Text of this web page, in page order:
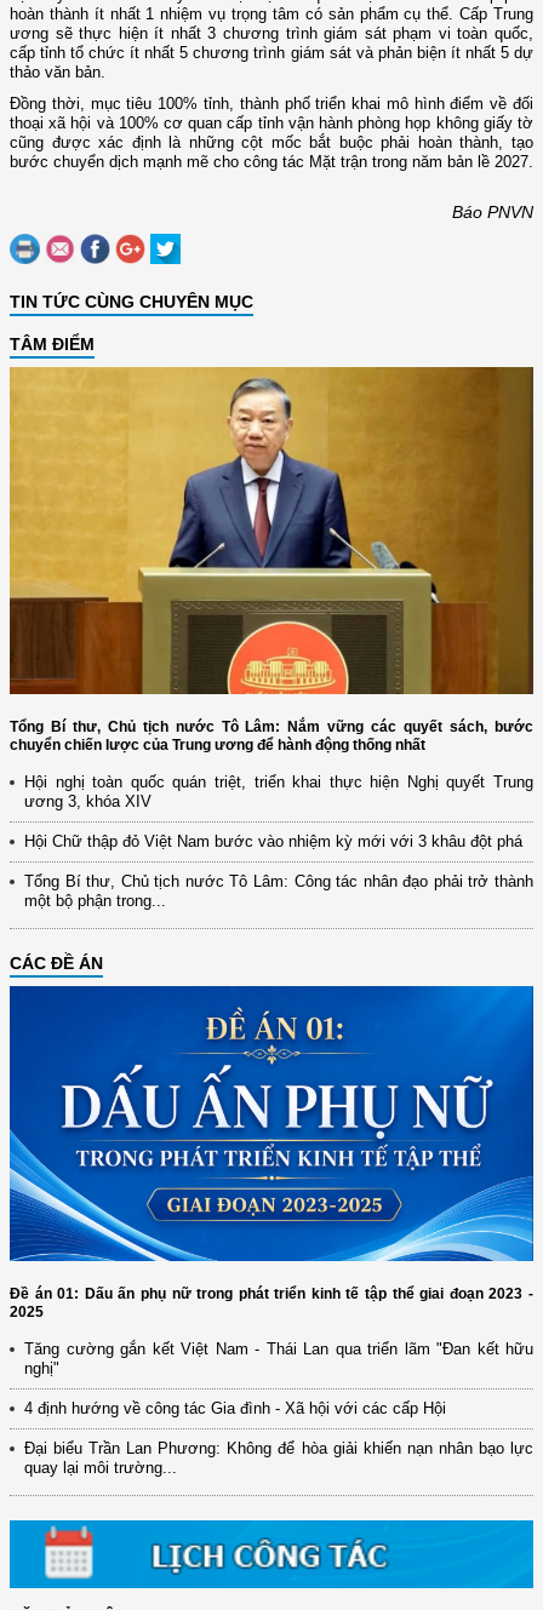
hoàn thành ít nhất 1 nhiệm vụ trọng tâm có sản phẩm cụ thể. Cấp Trung
ương sẽ thực hiện ít nhất 3 chương trình giám sát phạm vi toàn quốc,
cấp tỉnh tổ chức ít nhất 5 chương trình giám sát và phản biện ít nhất 5 dự
thảo văn bản.
Đồng thời, mục tiêu 100% tỉnh, thành phố triển khai mô hình điểm về đối
thoại xã hội và 100% cơ quan cấp tỉnh vận hành phòng họp không giấy tờ
cũng được xác định là những cột mốc bắt buộc phải hoàn thành, tạo
bước chuyển dịch mạnh mẽ cho công tác Mặt trận trong năm bản lề 2027.
Báo PNVN
TIN TỨC CÙNG CHUYÊN MỤC
TÂM ĐIỂM
Tổng Bí thư, Chủ tịch nước Tô Lâm: Nắm vững các quyết sách, bước
chuyển chiến lược của Trung ương để hành động thống nhất
Hội nghị toàn quốc quán triệt, triển khai thực hiện Nghị quyết Trung
ương 3, khóa XIV
Hội Chữ thập đỏ Việt Nam bước vào nhiệm kỳ mới với 3 khâu đột phá
Tổng Bí thư, Chủ tịch nước Tô Lâm: Công tác nhân đạo phải trở thành
một bộ phận trong...
CÁC ĐỀ ÁN
Đề án 01: Dấu ấn phụ nữ trong phát triển kinh tế tập thể giai đoạn 2023 -
2025
Tăng cường gắn kết Việt Nam - Thái Lan qua triển lãm "Đan kết hữu
nghị"
4 định hướng về công tác Gia đình - Xã hội với các cấp Hội
Đại biểu Trần Lan Phương: Không để hòa giải khiến nạn nhân bạo lực
quay lại môi trường...
(12/TB-HĐKH) V/v đăng ký, đề xuất nhiệm vụ Khoa học, công nghệ và
đổi mới ...
(898/KH/ĐCT) Kế hoạch thực hiện Quyết định số 2415/QĐ-TTg ngày
31/10/2025 ...
(417/QĐ-BNNMT) Quyết định phê duyệt Chương trình mục tiêu quốc gia
(891/KH-ĐCT) Kế hoạch thực hiện Nghị quyết số 72-NQ/TW ngày
9/9/2025 của Bộ ...